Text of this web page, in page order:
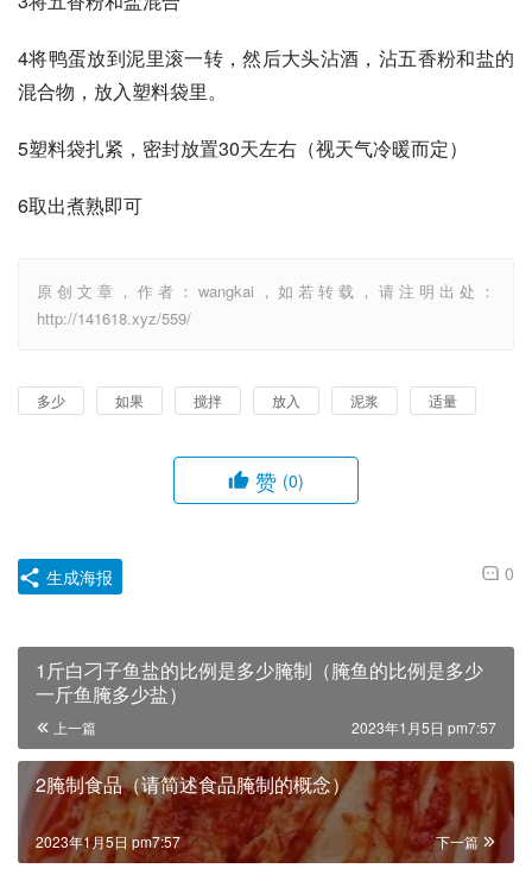
4将鸭蛋放到泥里滚一转，然后大头沾酒，沾五香粉和盐的
混合物，放入塑料袋里。
5塑料袋扎紧，密封放置30天左右（视天气冷暖而定）
6取出煮熟即可
原创文章，作者：wangkai，如若转载，请注明出处：
http://141618.xyz/559/
多少 如果 搅拌 放入 泥浆 适量
赞 (0)
0
生成海报
1斤白刁子鱼盐的比例是多少腌制（腌鱼的比例是多少
一斤鱼腌多少盐）
上一篇 2023年1月5日 pm7:57
2腌制食品（请简述食品腌制的概念）
下一篇
2023年1月5日 pm7:57